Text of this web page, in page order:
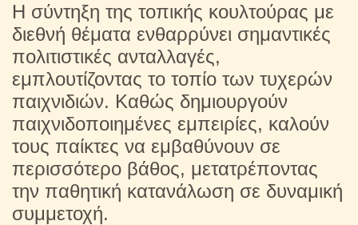
Η σύντηξη της τοπικής κουλτούρας με
διεθνή θέματα ενθαρρύνει σημαντικές
πολιτιστικές ανταλλαγές,
εμπλουτίζοντας το τοπίο των τυχερών
παιχνιδιών. Καθώς δημιουργούν
παιχνιδοποιημένες εμπειρίες, καλούν
τους παίκτες να εμβαθύνουν σε
περισσότερο βάθος, μετατρέποντας
την παθητική κατανάλωση σε δυναμική
συμμετοχή.